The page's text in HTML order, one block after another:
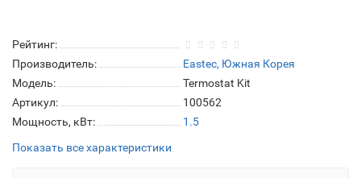
Рейтинг:
Производитель:
Eastec, Южная Корея
Модель:
Termostat Kit
Артикул:
100562
Мощность, кВт:
1.5
Показать все характеристики